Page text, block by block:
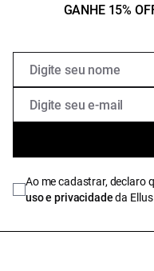
GANHE 15%
Ao me cadastrar, declaro
uso e privacidadeda Ellus